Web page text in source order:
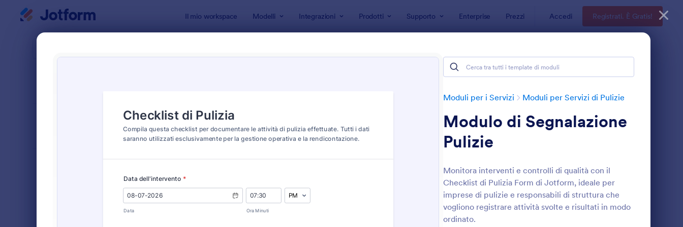
Il mio workspace Modelli Integrazioni Prodotti Supporto Enterprise Prezzi Accedi Registrati. È Gratis!
Moduli per i Servizi Moduli per Servizi di Pulizie
Modulo di Segnalazione
Pulizie
Monitora interventi e controlli di qualità con il
Checklist di Pulizia Form di Jotform, ideale per
imprese di pulizie e responsabili di struttura che
vogliono registrare attività svolte e risultati in modo
ordinato.
Anteprima : Modulo Di Ispezione Per Pulizie : Modulo Di Informazioni Cliente Servizio Di Pulizia
Anteprima: Valutazione
Classico
554